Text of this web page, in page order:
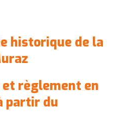
historique de la
règlement en
partir du